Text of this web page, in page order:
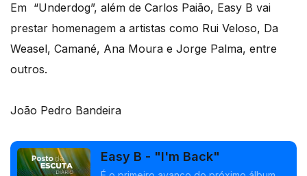
Em “Underdog”, além de Carlos Paião, Easy B vai
prestar homenagem a artistas como Rui Veloso, Da
Weasel, Camané, Ana Moura e Jorge Palma, entre
outros.
João Pedro Bandeira
Easy B - "I'm Back"